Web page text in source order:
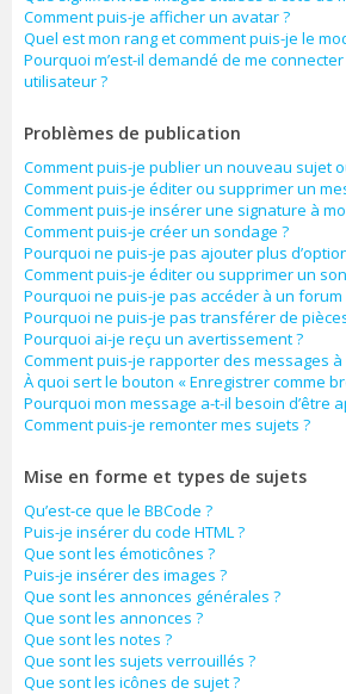
Comment puis-je afficher un avatar ?
Quel est mon rang et comment puis-je le
Pourquoi m’est-il demandé de me
utilisateur ?
Problèmes de publication
Comment puis-je publier un nouveau sujet
Comment puis-je éditer ou supprimer un
Comment puis-je insérer une signature à
Comment puis-je créer un sondage ?
Pourquoi ne puis-je pas ajouter plus
Comment puis-je éditer ou supprimer un
Pourquoi ne puis-je pas accéder à un forum
Pourquoi ne puis-je pas transférer de
Pourquoi ai-je reçu un avertissement ?
Comment puis-je rapporter des messages
À quoi sert le bouton « Enregistrer comme
Pourquoi mon message a-t-il besoin d’être
Comment puis-je remonter mes sujets ?
Mise en forme et types de sujets
Qu’est-ce que le BBCode ?
Puis-je insérer du code HTML ?
Que sont les émoticônes ?
Puis-je insérer des images ?
Que sont les annonces générales ?
Que sont les annonces ?
Que sont les notes ?
Que sont les sujets verrouillés ?
Que sont les icônes de sujet ?